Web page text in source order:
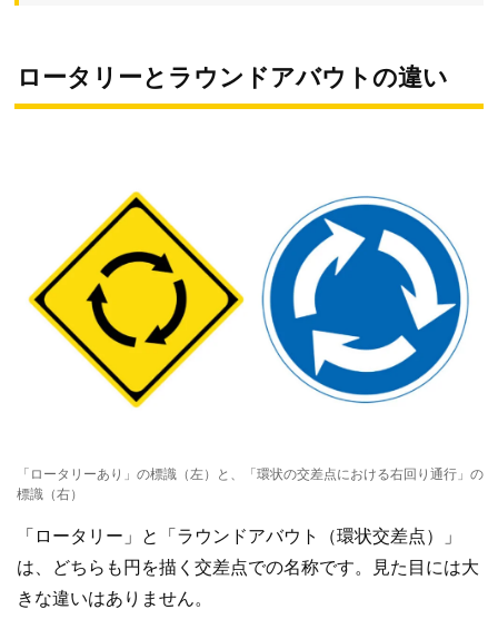
ロータリーとラウンドアバウトの違い
「ロータリーあり」の標識（左）と、「環状の交差点における右回り通行」の
標識（右）
「ロータリー」と「ラウンドアバウト（環状交差点）」
は、どちらも円を描く交差点での名称です。見た目には大
きな違いはありません。